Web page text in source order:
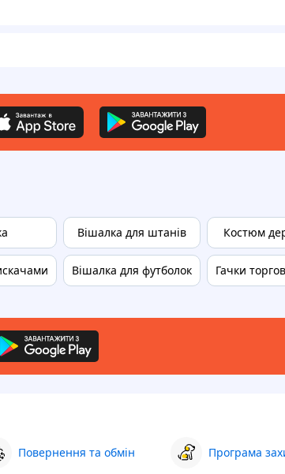
Вішалка для штанів
Вішалка для футболок
Костюм
Гачки
Повернення та обмін Програма